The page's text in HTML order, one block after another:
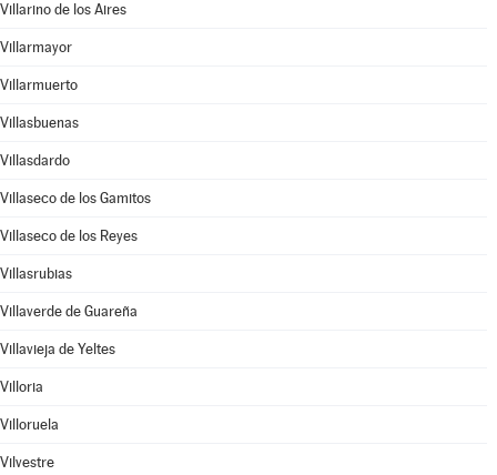
Villarino de los Aires
Villarmayor
Villarmuerto
Villasbuenas
Villasdardo
Villaseco de los Gamitos
Villaseco de los Reyes
Villasrubias
Villaverde de Guareña
Villavieja de Yeltes
Villoria
Villoruela
Vilvestre